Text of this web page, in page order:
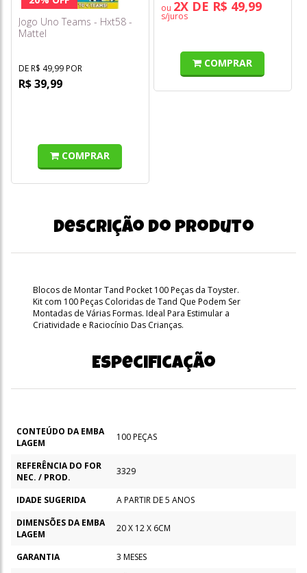
Jogo Uno Teams - Hxt58 -
Mattel
DE R$ 49,99 POR
R$ 39,99
COMPRAR
ou 2X DE R$ 49,99
s/juros
COMPRAR
Descrição do produto
Blocos de Montar Tand Pocket 100 Peças da Toyster.
Kit com 100 Peças Coloridas de Tand Que Podem Ser
Montadas de Várias Formas. Ideal Para Estimular a
Criatividade e Raciocínio Das Crianças.
Especificação
CONTEÚDO DA EMBA
LAGEM
100 PEÇAS
REFERÊNCIA DO FOR
NEC. / PROD.
3329
IDADE SUGERIDA
A PARTIR DE 5 ANOS
DIMENSÕES DA EMBA
LAGEM
20 X 12 X 6CM
GARANTIA 3 MESES